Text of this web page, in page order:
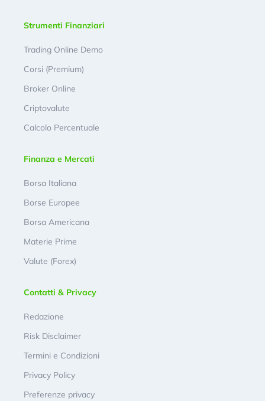
Strumenti Finanziari
Trading Online Demo
Corsi (Premium)
Broker Online
Criptovalute
Calcolo Percentuale
Finanza e Mercati
Borsa Italiana
Borse Europee
Borsa Americana
Materie Prime
Valute (Forex)
Contatti & Privacy
Redazione
Risk Disclaimer
Termini e Condizioni
Privacy Policy
Preferenze privacy